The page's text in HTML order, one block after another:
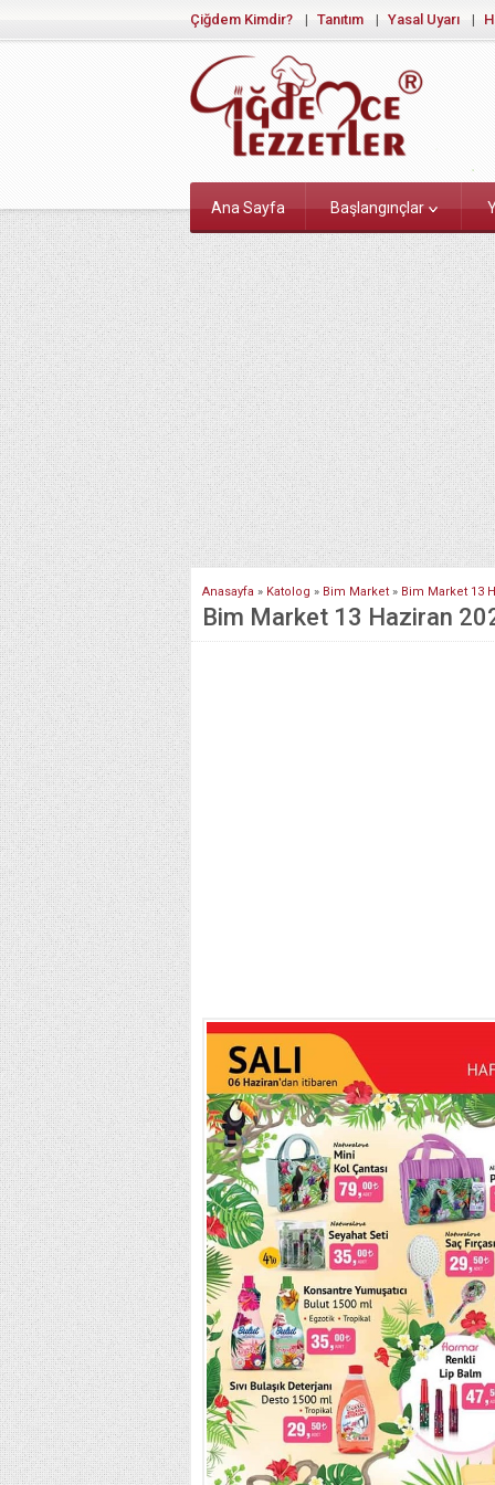
Çiğdem Kimdir? Tanıtım Yasal Uyarı
Ana Sayfa Başlangınçlar
Anasayfa » Katolog » Bim Market » Bim Market 13
Bim Market 13 Haziran